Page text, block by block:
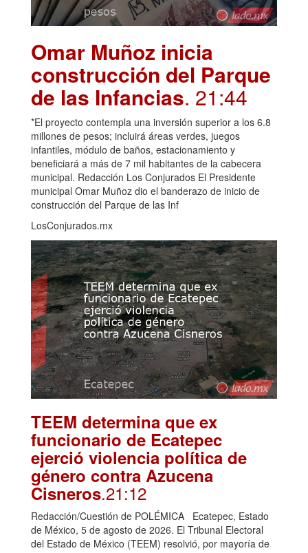
Omar Muñoz inicia
construcción del Parque
de las Infancias. 21:44
*El proyecto contempla una inversión superior a los 6.8
millones de pesos; incluirá áreas verdes, juegos
infantiles, módulo de baños, estacionamiento y
beneficiará a más de 7 mil habitantes de la cabecera
municipal. Redacción Los Conjurados El Presidente
municipal Omar Muñoz dio el banderazo de inicio de
construcción del Parque de las Inf
LosConjurados.mx
TEEM determina que ex
funcionario de Ecatepec
ejerció violencia política de
género contra Azucena
Cisneros.21:12
Redacción/Cuestión de POLÉMICA Ecatepec, Estado
de México, 5 de agosto de 2026. El Tribunal Electoral
del Estado de México (TEEM) resolvió, por mayoría de